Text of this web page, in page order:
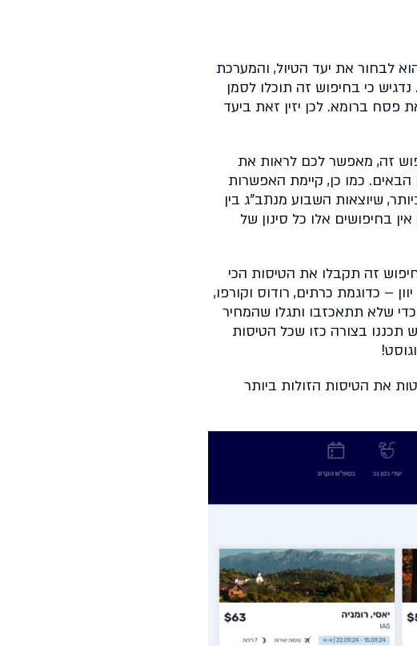
לבחור את יעד הטיול, והמערכת
כי בחיפוש זה תוכלו לסמן
פסח ברומא. לכן יזין זאת ביעד
זה, מאפשר לכם לראות את
כמו כן, קיימת האפשרות
שיוצאות השבוע מנתב"ג בין
בחיפושים אלו כל סינון של
זה תקבלו את הטיסות הכי
– כדוגמת כרתים, רודוס וקורפו,
כדי שלא תתאכזבו ותגלו שהמחיר
תכננו בצורה כזו שכל הטיסות
את הטיסות הזולות ביותר